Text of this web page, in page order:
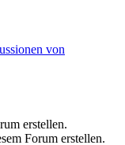
von
erstellen.
Forum erstellen.